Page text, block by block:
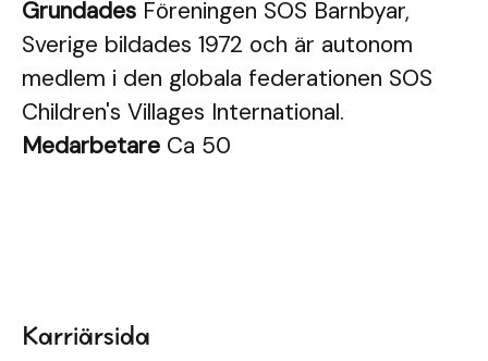
Grundades Föreningen SOS Barnbyar,
Sverige bildades 1972 och är autonom
medlem i den globala federationen SOS
Children's Villages International.
Medarbetare Ca 50
Karriärsida